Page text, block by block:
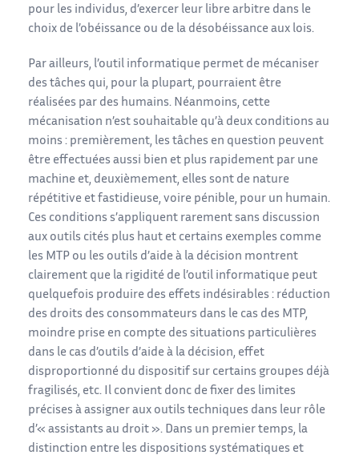
pour les individus, d’exercer leur libre arbitre dans le
choix de l’obéissance ou de la désobéissance aux lois.
Par ailleurs, l’outil informatique permet de mécaniser
des tâches qui, pour la plupart, pourraient être
réalisées par des humains. Néanmoins, cette
mécanisation n’est souhaitable qu’à deux conditions au
moins : premièrement, les tâches en question peuvent
être effectuées aussi bien et plus rapidement par une
machine et, deuxièmement, elles sont de nature
répétitive et fastidieuse, voire pénible, pour un humain.
Ces conditions s’appliquent rarement sans discussion
aux outils cités plus haut et certains exemples comme
les MTP ou les outils d’aide à la décision montrent
clairement que la rigidité de l’outil informatique peut
quelquefois produire des effets indésirables : réduction
des droits des consommateurs dans le cas des MTP,
moindre prise en compte des situations particulières
dans le cas d’outils d’aide à la décision, effet
disproportionné du dispositif sur certains groupes déjà
fragilisés, etc. Il convient donc de fixer des limites
précises à assigner aux outils techniques dans leur rôle
d’« assistants au droit ». Dans un premier temps, la
distinction entre les dispositions systématiques et